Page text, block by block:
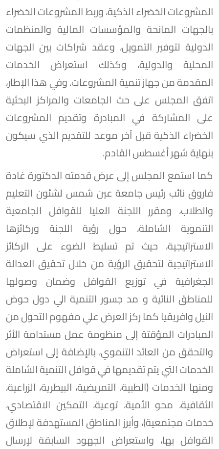
المشروعات الخضراء الذكية، وربط المشروعات الخضراء
بالجهات المانحة والمؤسسات المالية والمنظمات
الدولية لتوفير التمويل، وعقد شراكات بين الجهات
المحلية والدولية، وكذلك استعراض الخدمات
المقدمة من جهاز تنمية المشروعات. وفي هذا الإطار،
اتفق المجلس على حث الجامعات والمراكز البحثية
على المشاركة في المبادرة وتقديم المشروعات
الخضراء الذكية قبل آخر موعد للتقديم الذي سيكون
بنهاية شهر أغسطس القادم.
كما استمع المجلس إلى عرض قدمته الدكتورة غادة
فاروق نائب رئيس جامعة عين شمس لشئون التعليم
والطلاب، ومقرر اللجنة العليا للقوافل الجامعية
التنموية الشاملة، حول رؤية اللجنة وركائزها
الاستراتيجية، حيث تم تسليط الضوء على الركائز
الاستراتيجية لتحقيق الرؤية من خلال تحقيق العدالة
الجغرافية في توزيع القوافل وضمان وصولها
للمناطق النائية و مد جسور التنمية الي دول حوض
النيل وافريقيا كما ركز العرض علي مفهوم التحول من
المبادرات المؤقتة إلى منظومة عمل مستدامة الأثر
والتحقق من العائد التنموي، بالإضافة إلى استعراض
الخدمات التي يتم تقديمها في قوافل التنمية الشاملة
ومنها الخدمات (الطبية، التمريضية، البيطرية، الزراعية،
الثقافية، محو الأمية، توعية، التمكين الاقتصادي،
خدمات مجتمعية)، وأبرز المناطق المستهدفة لإطلاق
القوافل بها، واستعراض الجهود السابقة لإرسال